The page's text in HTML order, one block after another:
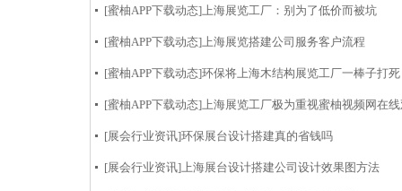
[蜜柚APP下载动态]上海展览工厂：别为了低价而被坑
[蜜柚APP下载动态]上海展览搭建公司服务客户流程
[蜜柚APP下载动态]环保将上海木结构展览工厂一棒子打死
[蜜柚APP下载动态]上海展览工厂极为重视蜜柚视频网在
[展会行业资讯]环保展台设计搭建真的省钱吗
[展会行业资讯]上海展台设计搭建公司设计效果图方法